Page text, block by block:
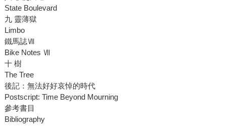
State Boulevard
九 靈薄獄
Limbo
鐵馬誌Ⅶ
Bike Notes Ⅶ
十 樹
The Tree
後記：無法好好哀悼的時代
Postscript: Time Beyond Mourning
參考書目
Bibliography